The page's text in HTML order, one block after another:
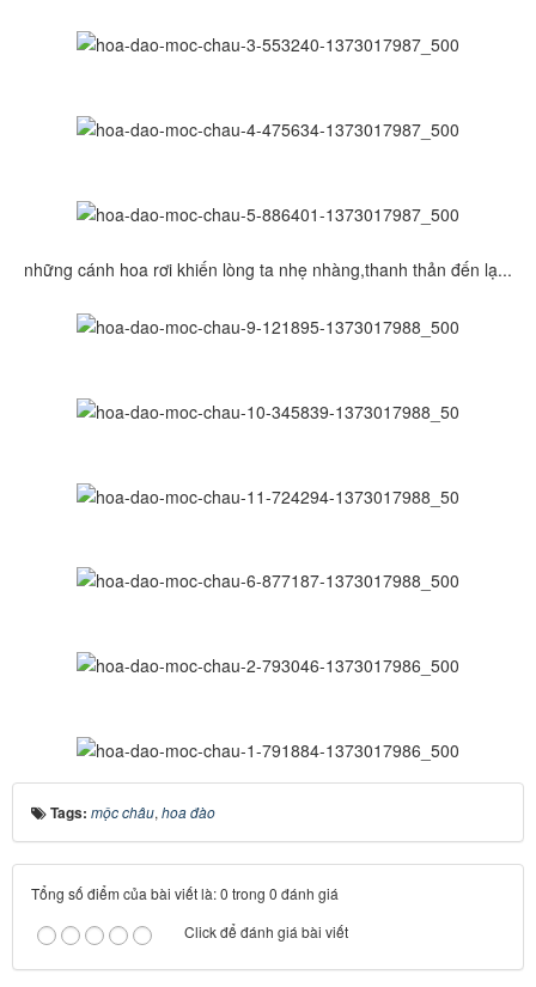
những cánh hoa rơi khiến lòng ta nhẹ nhàng,thanh thản đến lạ...
Tags: mộc châu, hoa đào
Tổng số điểm của bài viết là: 0 trong 0 đánh giá
Click để đánh giá bài viết